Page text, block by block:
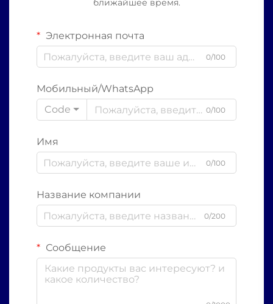
ближайшее время.
Электронная почта
0/100
Мобильный/WhatsApp
Code
0/100
Имя
0/100
Название компании
0/200
Сообщение